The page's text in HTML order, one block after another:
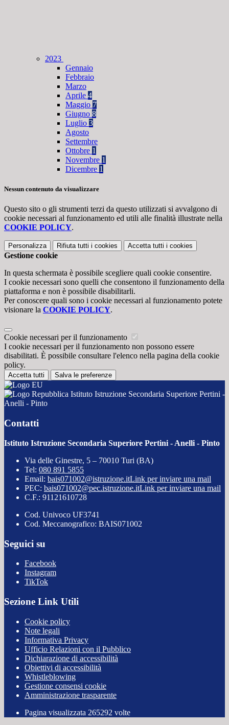
2023
Gennaio
Febbraio
Marzo
Aprile 4
Maggio 7
Giugno 8
Luglio 3
Agosto
Settembre
Ottobre 1
Novembre 1
Dicembre 1
Nessun contenuto da visualizzare
Questo sito o gli strumenti terzi da questo utilizzati si avvalgono di
cookie necessari al funzionamento ed utili alle finalità illustrate nella
COOKIE POLICY.
Personalizza Rifiuta tutti i cookies Accetta tutti i cookies
Gestione cookie
In questa schermata è possibile scegliere quali cookie consentire.
I cookie necessari sono quelli che consentono il funzionamento della
piattaforma e non è possibile disabilitarli.
Per conoscere quali sono i cookie necessari al funzionamento potete
visionare la COOKIE POLICY.
Cookie necessari per il funzionamento
I cookie necessari per il funzionamento non possono essere
disabilitati. È possibile consultare l'elenco nella pagina della cookie
policy.
Accetta tutti Salva le preferenze
Istituto Istruzione Secondaria Superiore Pertini -
Anelli - Pinto
Contatti
Istituto Istruzione Secondaria Superiore Pertini - Anelli - Pinto
Via delle Ginestre, 5 – 70010 Turi (BA)
Tel: 080 891 5855
Email: bais071002@istruzione.itLink per inviare una mail
PEC: bais071002@pec.istruzione.itLink per inviare una mail
C.F.: 91121610728
Cod. Univoco UF3741
Cod. Meccanografico: BAIS071002
Seguici su
Facebook
Instagram
TikTok
Sezione Link Utili
Cookie policy
Note legali
Informativa Privacy
Ufficio Relazioni con il Pubblico
Dichiarazione di accessibilità
Obiettivi di accessibilità
Whistleblowing
Gestione consensi cookie
Amministrazione trasparente
Pagina visualizzata 265292 volte